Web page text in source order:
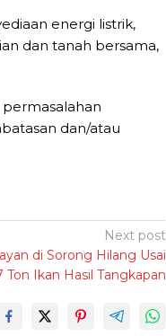
energi listrik,
dan tanah bersama,
permasalahan
dan/atau
Next post
di Sorong Hilang Usai
Ikan Hasil Tangkapan